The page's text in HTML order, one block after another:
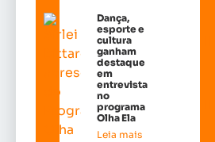
Dança,
esporte e
cultura
ganham
destaque
em
entrevista
no
programa
Olha Ela
Leia mais